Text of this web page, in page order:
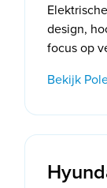
design,
focus op
Bekijk